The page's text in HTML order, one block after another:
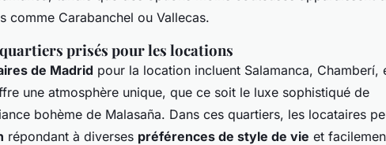
comme Carabanchel ou Vallecas.
prisés pour les locations
de Madrid pour la location incluent Salamanca, Chamberí,
une atmosphère unique, que ce soit le luxe sophistiqué de
bohème de Malasaña. Dans ces quartiers, les locataires
répondant à diverses préférences de style de vie et